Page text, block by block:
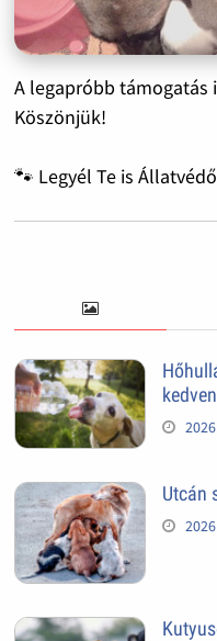
A legapróbb támogatás
Köszönjük!
🐾 Legyél Te is
Utcán